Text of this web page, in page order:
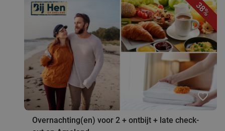
38%
favorite_border
Overnachting(en) voor 2 + ontbijt + late check-